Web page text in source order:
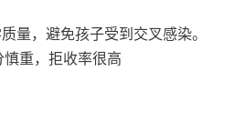
量，避免孩子受到交叉感染。
重，拒收率很高